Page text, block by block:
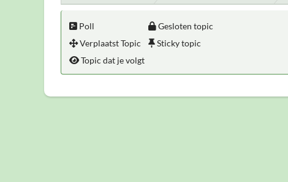
Poll
Verplaatst Topic
Gesloten topic
Sticky topic
Topic dat je volgt